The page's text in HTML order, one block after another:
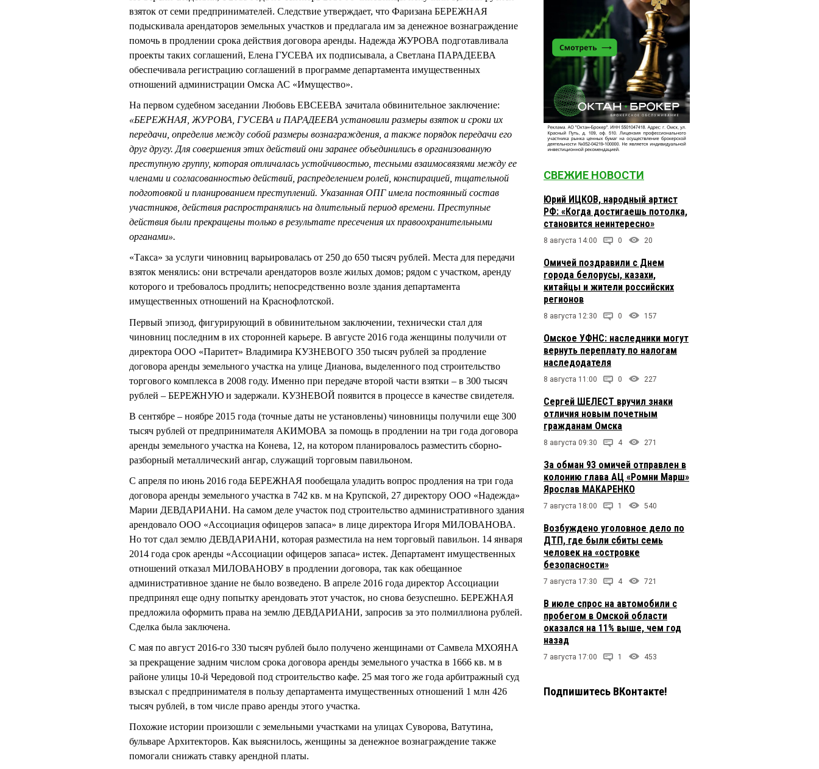
взяток от семи предпринимателей. Следствие утверждает, что Фаризана БЕРЕЖНАЯ
подыскивала арендаторов земельных участков и предлагала им за денежное вознаграждение
помочь в продлении срока действия договора аренды. Надежда ЖУРОВА подготавливала
проекты таких соглашений, Елена ГУСЕВА их подписывала, а Светлана ПАРАДЕЕВА
обеспечивала регистрацию соглашений в программе департамента имущественных
отношений администрации Омска АС «Имущество».
На первом судебном заседании Любовь ЕВСЕЕВА зачитала обвинительное заключение:
«БЕРЕЖНАЯ, ЖУРОВА, ГУСЕВА и ПАРАДЕЕВА установили размеры взяток и сроки их
передачи, определив между собой размеры вознаграждения, а также порядок передачи его
друг другу. Для совершения этих действий они заранее объединились в организованную
преступную группу, которая отличалась устойчивостью, тесными взаимосвязями между ее
членами и согласованностью действий, распределением ролей, конспирацией, тщательной
подготовкой и планированием преступлений. Указанная ОПГ имела постоянный состав
участников, действия распространялись на длительный период времени. Преступные
действия были прекращены только в результате пресечения их правоохранительными
органами».
«Такса» за услуги чиновниц варьировалась от 250 до 650 тысяч рублей. Места для передачи
взяток менялись: они встречали арендаторов возле жилых домов; рядом с участком, аренду
которого и требовалось продлить; непосредственно возле здания департамента
имущественных отношений на Краснофлотской.
Первый эпизод, фигурирующий в обвинительном заключении, технически стал для
чиновниц последним в их сторонней карьере. В августе 2016 года женщины получили от
директора ООО «Паритет» Владимира КУЗНЕВОГО 350 тысяч рублей за продление
договора аренды земельного участка на улице Дианова, выделенного под строительство
торгового комплекса в 2008 году. Именно при передаче второй части взятки – в 300 тысяч
рублей – БЕРЕЖНУЮ и задержали. КУЗНЕВОЙ появится в процессе в качестве свидетеля.
В сентябре – ноябре 2015 года (точные даты не установлены) чиновницы получили еще 300
тысяч рублей от предпринимателя АКИМОВА за помощь в продлении на три года договора
аренды земельного участка на Конева, 12, на котором планировалось разместить сборно-
разборный металлический ангар, служащий торговым павильоном.
С апреля по июнь 2016 года БЕРЕЖНАЯ пообещала уладить вопрос продления на три года
договора аренды земельного участка в 742 кв. м на Крупской, 27 директору ООО «Надежда»
Марии ДЕВДАРИАНИ. На самом деле участок под строительство административного здания
арендовало ООО «Ассоциация офицеров запаса» в лице директора Игоря МИЛОВАНОВА.
Но тот сдал землю ДЕВДАРИАНИ, которая разместила на нем торговый павильон. 14 января
2014 года срок аренды «Ассоциации офицеров запаса» истек. Департамент имущественных
отношений отказал МИЛОВАНОВУ в продлении договора, так как обещанное
административное здание не было возведено. В апреле 2016 года директор Ассоциации
предпринял еще одну попытку арендовать этот участок, но снова безуспешно. БЕРЕЖНАЯ
предложила оформить права на землю ДЕВДАРИАНИ, запросив за это полмиллиона рублей.
Сделка была заключена.
С мая по август 2016-го 330 тысяч рублей было получено женщинами от Самвела МХОЯНА
за прекращение задним числом срока договора аренды земельного участка в 1666 кв. м в
районе улицы 10-й Чередовой под строительство кафе. 25 мая того же года арбитражный суд
взыскал с предпринимателя в пользу департамента имущественных отношений 1 млн 426
тысяч рублей, в том числе право аренды этого участка.
Похожие истории произошли с земельными участками на улицах Суворова, Ватутина,
бульваре Архитекторов. Как выяснилось, женщины за денежное вознаграждение также
помогали снижать ставку арендной платы.
СВЕЖИЕ НОВОСТИ
Юрий ИЦКОВ, народный артист
РФ: «Когда достигаешь потолка,
становится неинтересно»
8 августа 14:00 0 20
Омичей поздравили с Днем
города белорусы, казахи,
китайцы и жители российских
регионов
8 августа 12:30 0 157
Омское УФНС: наследники могут
вернуть переплату по налогам
наследодателя
8 августа 11:00 0 227
Сергей ШЕЛЕСТ вручил знаки
отличия новым почетным
гражданам Омска
8 августа 09:30 4 271
За обман 93 омичей отправлен в
колонию глава АЦ «Ромни Марш»
Ярослав МАКАРЕНКО
7 августа 18:00 1 540
Возбуждено уголовное дело по
ДТП, где были сбиты семь
человек на «островке
безопасности»
7 августа 17:30 4 721
В июле спрос на автомобили с
пробегом в Омской области
оказался на 11% выше, чем год
назад
7 августа 17:00 1 453
Подпишитесь ВКонтакте!